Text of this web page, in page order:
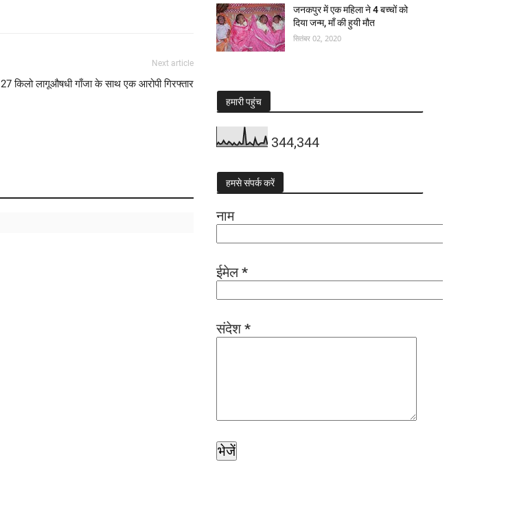
Next article
27 किलो लागूऔषधी गाँजा के साथ एक आरोपी गिरफ्तार
जनकपुर में एक महिला ने 4 बच्चों को
दिया जन्म, माँ की हुयी मौत
सितंबर 02, 2020
हमारी पहुंच
344,344
हमसे संपर्क करें
नाम
ईमेल*
संदेश*